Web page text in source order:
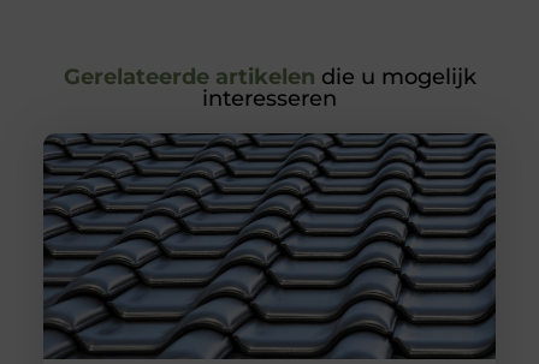
Gerelateerde artikelen die u mogelijk
interesseren